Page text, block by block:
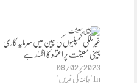
غیر ملکی کمپنیوں کی چین میں سرمایہ کاری
چینی معیشت پر اعتماد کا اظہار ہے
08/02/2023
In "چائنہ کی خبریں"